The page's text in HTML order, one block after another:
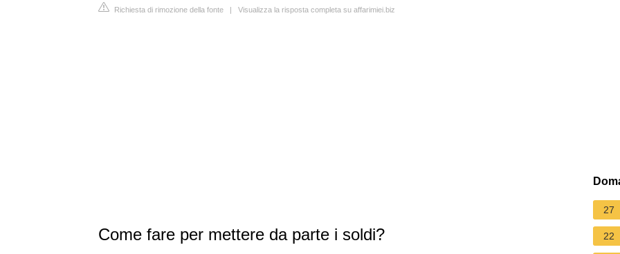
Richiesta di rimozione della fonte | Visualizza la risposta completa su affarimiei.biz
Come fare per mettere da parte i soldi?
27
22